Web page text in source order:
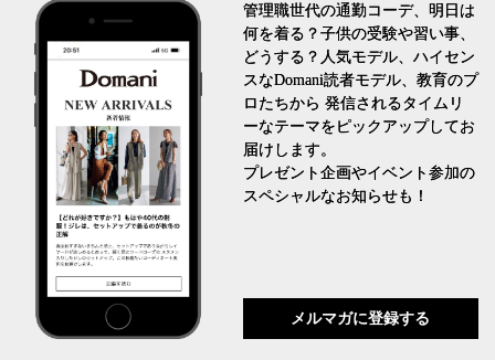
管理職世代の通勤コーデ、明日は
何を着る？子供の受験や習い事、
どうする？人気モデル、ハイセン
スなDomani読者モデル、教育のプ
ロたちから 発信されるタイムリ
ーなテーマをピックアップしてお
届けします。
プレゼント企画やイベント参加の
スペシャルなお知らせも！
メルマガに登録する